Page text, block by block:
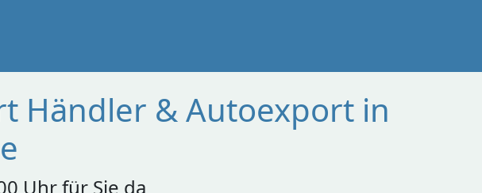
Händler & Autoexport in
Uhr für Sie da